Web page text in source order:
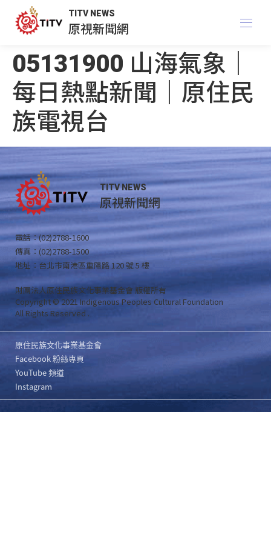
TITV NEWS
原視新聞網
05131900 山海氣象｜
每日熱點新聞｜原住民
族電視台
TITV NEWS
原視新聞網
電話：(02)2788-1600
傳真：(02)2788-1500
地址：台北市南港區重陽路 120 號 5 樓
財團法人原住民族文化事業基金會 版權所有
Copyright © 2021 Indigenous Peoples Cultural Foundation
All Rights Reserved .
原住民族文化事業基金會
Facebook 粉絲專頁
YouTube 頻道
Instagram